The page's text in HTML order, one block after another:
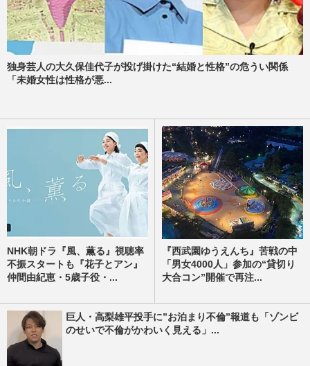
独身芸人の大久保佳代子が投げ掛けた“結婚と性格”の危うい関係
「未婚女性は性格が悪...
NHK朝ドラ『風、薫る』視聴率
不振スタートも『花子とアン』
仲間由紀恵・5歳子役・...
『西武園ゆうえんち』苦戦の中
「男女4000人」参加の“貸切り
大合コン”開催で再注...
巨人・高梨雄平投手に”お泊まり不倫”報道も「ゾンビ
のせいで不倫がかわいく見える」...